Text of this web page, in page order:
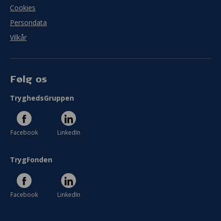
Cookies
Persondata
Vilkår
Følg os
TryghedsGruppen
Facebook LinkedIn
TrygFonden
Facebook LinkedIn